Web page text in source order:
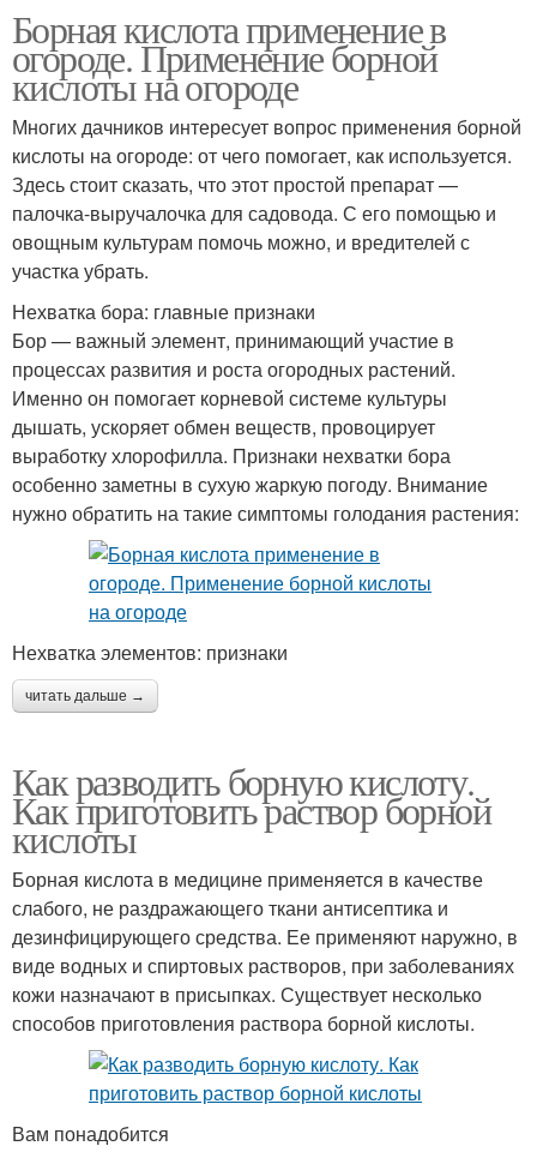
Кислота для муравьёв
Борная кислота применение в
огороде. Применение борной
кислоты на огороде
Многих дачников интересует вопрос применения борной
кислоты на огороде: от чего помогает, как используется.
Здесь стоит сказать, что этот простой препарат —
палочка-выручалочка для садовода. С его помощью и
овощным культурам помочь можно, и вредителей с
участка убрать.
Нехватка бора: главные признаки
Бор — важный элемент, принимающий участие в
процессах развития и роста огородных растений.
Именно он помогает корневой системе культуры
дышать, ускоряет обмен веществ, провоцирует
выработку хлорофилла. Признаки нехватки бора
особенно заметны в сухую жаркую погоду. Внимание
нужно обратить на такие симптомы голодания растения:
Нехватка элементов: признаки
читать дальше →
Как разводить борную кислоту.
Как приготовить раствор борной
кислоты
Борная кислота в медицине применяется в качестве
слабого, не раздражающего ткани антисептика и
дезинфицирующего средства. Ее применяют наружно, в
виде водных и спиртовых растворов, при заболеваниях
кожи назначают в присыпках. Существует несколько
способов приготовления раствора борной кислоты.
Вам понадобится